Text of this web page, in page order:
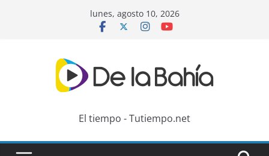
lunes, agosto 10, 2026
El tiempo - Tutiempo.net